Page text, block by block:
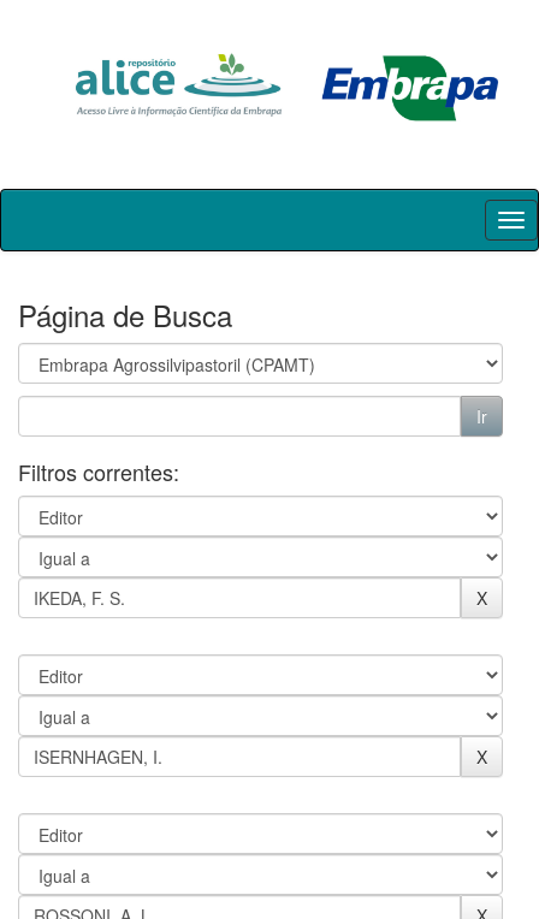
Skip
Página de Busca
Filtros correntes: